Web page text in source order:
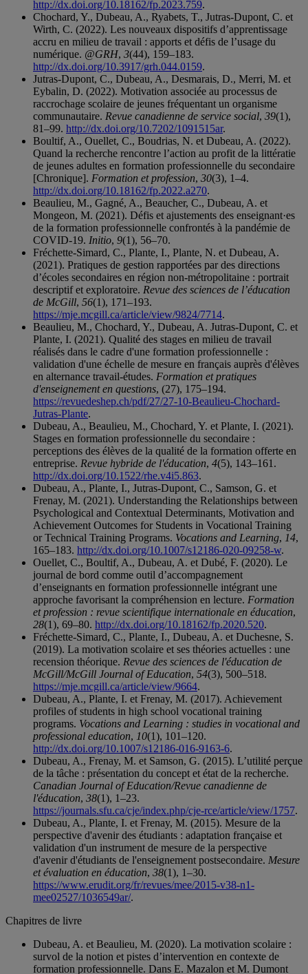
http://dx.doi.org/10.18162/fp.2023.759.
Chochard, Y., Dubeau, A., Ryabets, T., Jutras-Dupont, C. et
Wirth, C. (2022). Les nouveaux dispositifs d’apprentissage
accru en milieu de travail : apports et défis de l’usage du
numérique. @GRH, 3(44), 159–183.
http://dx.doi.org/10.3917/grh.044.0159.
Jutras-Dupont, C., Dubeau, A., Desmarais, D., Merri, M. et
Eybalin, D. (2022). Motivation associée au processus de
raccrochage scolaire de jeunes fréquentant un organisme
communautaire. Revue canadienne de service social, 39(1),
81–99. http://dx.doi.org/10.7202/1091515ar.
Boultif, A., Ouellet, C., Boudrias, N. et Dubeau, A. (2022).
Quand la recherche rencontre l’action au profit de la littératie
de jeunes adultes en formation professionnelle du secondaire
[Chronique]. Formation et profession, 30(3), 1–4.
http://dx.doi.org/10.18162/fp.2022.a270.
Beaulieu, M., Gagné, A., Beaucher, C., Dubeau, A. et
Mongeon, M. (2021). Défis et ajustements des enseignant·es
de la formation professionnelle confrontés à la pandémie de
COVID-19. Initio, 9(1), 56–70.
Fréchette-Simard, C., Plante, I., Plante, N. et Dubeau, A.
(2021). Pratiques de gestion rapportées par des directions
d’écoles secondaires en région non‑métropolitaine : portrait
descriptif et exploratoire. Revue des sciences de l’éducation
de McGill, 56(1), 171–193.
https://mje.mcgill.ca/article/view/9824/7714.
Beaulieu, M., Chochard, Y., Dubeau, A. Jutras-Dupont, C. et
Plante, I. (2021). Qualité des stages en milieu de travail
réalisés dans le cadre d'une formation professionnelle :
validation d'une échelle de mesure en français auprès d'élèves
en alternance travail-études. Formation et pratiques
d'enseignement en questions, (27), 175–194.
https://revuedeshep.ch/pdf/27/27-10-Beaulieu-Chochard-
Jutras-Plante.
Dubeau, A., Beaulieu, M., Chochard, Y. et Plante, I. (2021).
Stages en formation professionnelle du secondaire :
perceptions des élèves de la qualité de la formation offerte en
entreprise. Revue hybride de l'éducation, 4(5), 143–161.
http://dx.doi.org/10.1522/rhe.v4i5.863.
Dubeau, A., Plante, I., Jutras-Dupont, C., Samson, G. et
Frenay, M. (2021). Understanding the Relationships between
Psychological and Contextual Determinants, Motivation and
Achievement Outcomes for Students in Vocational Training
or Technical Training Programs. Vocations and Learning, 14,
165–183. http://dx.doi.org/10.1007/s12186-020-09258-w.
Ouellet, C., Boultif, A., Dubeau, A. et Dubé, F. (2020). Le
journal de bord comme outil d’accompagnement
d’enseignants en formation professionnelle intégrant une
approche favorisant la compréhension en lecture. Formation
et profession : revue scientifique internationale en éducation,
28(1), 69–80. http://dx.doi.org/10.18162/fp.2020.520.
Fréchette-Simard, C., Plante, I., Dubeau, A. et Duchesne, S.
(2019). La motivation scolaire et ses théories actuelles : une
recension théorique. Revue des sciences de l'éducation de
McGill/McGill Journal of Education, 54(3), 500–518.
https://mje.mcgill.ca/article/view/9664.
Dubeau, A., Plante, I. et Frenay, M. (2017). Achievement
profiles of students in high school vocational training
programs. Vocations and Learning : studies in vocational and
professional education, 10(1), 101–120.
http://dx.doi.org/10.1007/s12186-016-9163-6.
Dubeau, A., Frenay, M. et Samson, G. (2015). L’utilité perçue
de la tâche : présentation du concept et état de la recherche.
Canadian Journal of Education/Revue canadienne de
l'éducation, 38(1), 1–23.
https://journals.sfu.ca/cje/index.php/cje-rce/article/view/1757.
Dubeau, A., Plante, I. et Frenay, M. (2015). Mesure de la
perspective d'avenir des étudiants : adaptation française et
validation d'un instrument de mesure de la perspective
d'avenir d'étudiants de l'enseignement postsecondaire. Mesure
et évaluation en éducation, 38(1), 1–30.
https://www.erudit.org/fr/revues/mee/2015-v38-n1-
mee02527/1036549ar/.
Chapitres de livre
Dubeau, A. et Beaulieu, M. (2020). La motivation scolaire :
survol de la notion et pistes d’intervention en contexte de
formation professionnelle. Dans E. Mazalon et M. Dumont